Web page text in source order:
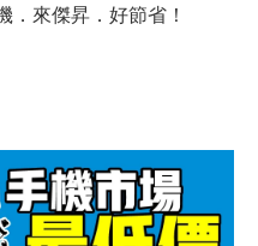
來傑昇．好節省！